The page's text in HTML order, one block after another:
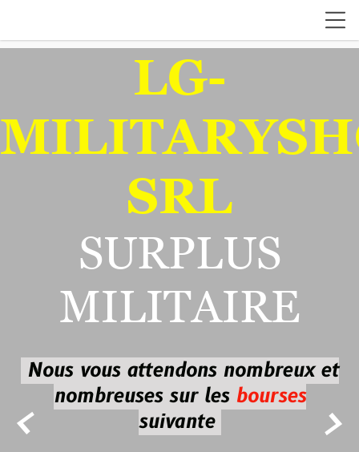
 
LG-
SRL
SURPLUS
MILITAIRE
Nous vous attendons nombreux et
nombreuses sur les bourses
suivante